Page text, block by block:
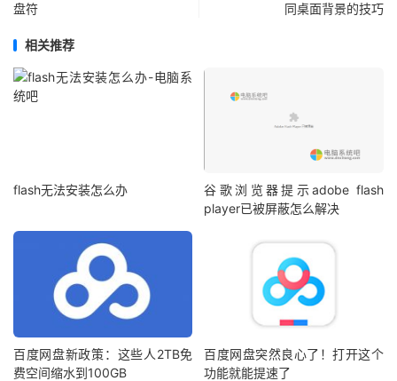
盘符
同桌面背景的技巧
相关推荐
flash无法安装怎么办
谷歌浏览器提示adobe flash
player已被屏蔽怎么解决
百度网盘新政策：这些人2TB免
费空间缩水到100GB
百度网盘突然良心了！打开这个
功能就能提速了